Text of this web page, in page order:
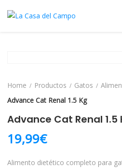
Home Productos Gatos
Advance Cat Renal 1.5 Kg
Advance Cat Renal 1.5
19,99€
Alimento dietético completo para